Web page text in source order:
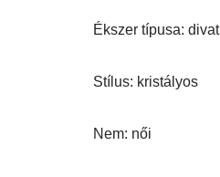
Ékszer típusa: divat
Stílus: kristályos
Nem: női